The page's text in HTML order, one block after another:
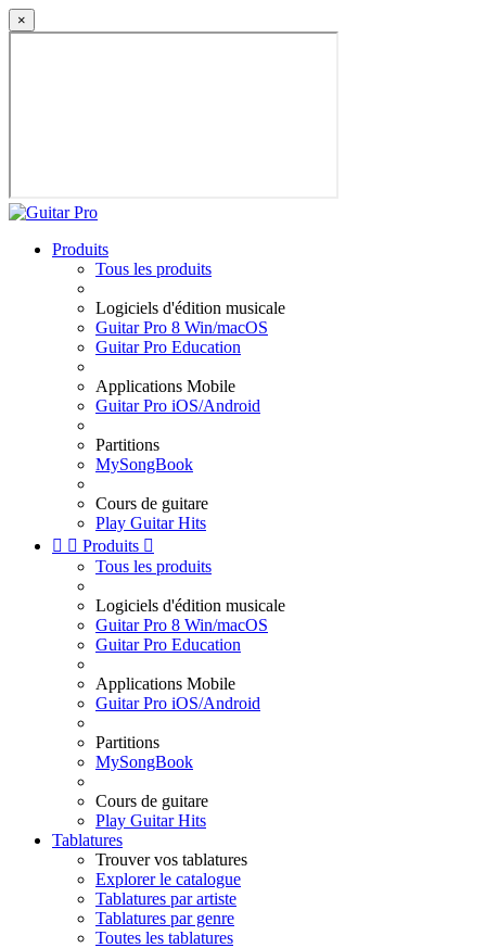
×
Produits
Tous les produits
Logiciels d'édition musicale
Guitar Pro 8 Win/macOS
Guitar Pro Education
Applications Mobile
Guitar Pro iOS/Android
Partitions
MySongBook
Cours de guitare
Play Guitar Hits
  Produits 
Tous les produits
Logiciels d'édition musicale
Guitar Pro 8 Win/macOS
Guitar Pro Education
Applications Mobile
Guitar Pro iOS/Android
Partitions
MySongBook
Cours de guitare
Play Guitar Hits
Tablatures
Trouver vos tablatures
Explorer le catalogue
Tablatures par artiste
Tablatures par genre
Toutes les tablatures